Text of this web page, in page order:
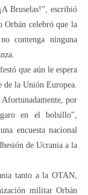
¡A Bruselas!", escribió
Orbán celebró que la
contenga ninguna
que aún le espera
de la Unión Europea.
Afortunadamente, por
en el bolsillo",
encuesta nacional
de Ucrania a la
tanto a la OTAN,
militar Orbán